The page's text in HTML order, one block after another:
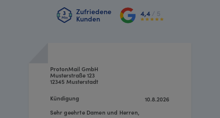
Zufriedene
Kunden
4,4 / 5
10.8.2026
ProtonMail GmbH
Musterstraße 123
12345 Musterstadt
Sehr geehrte Damen und Herren,
Kündigung